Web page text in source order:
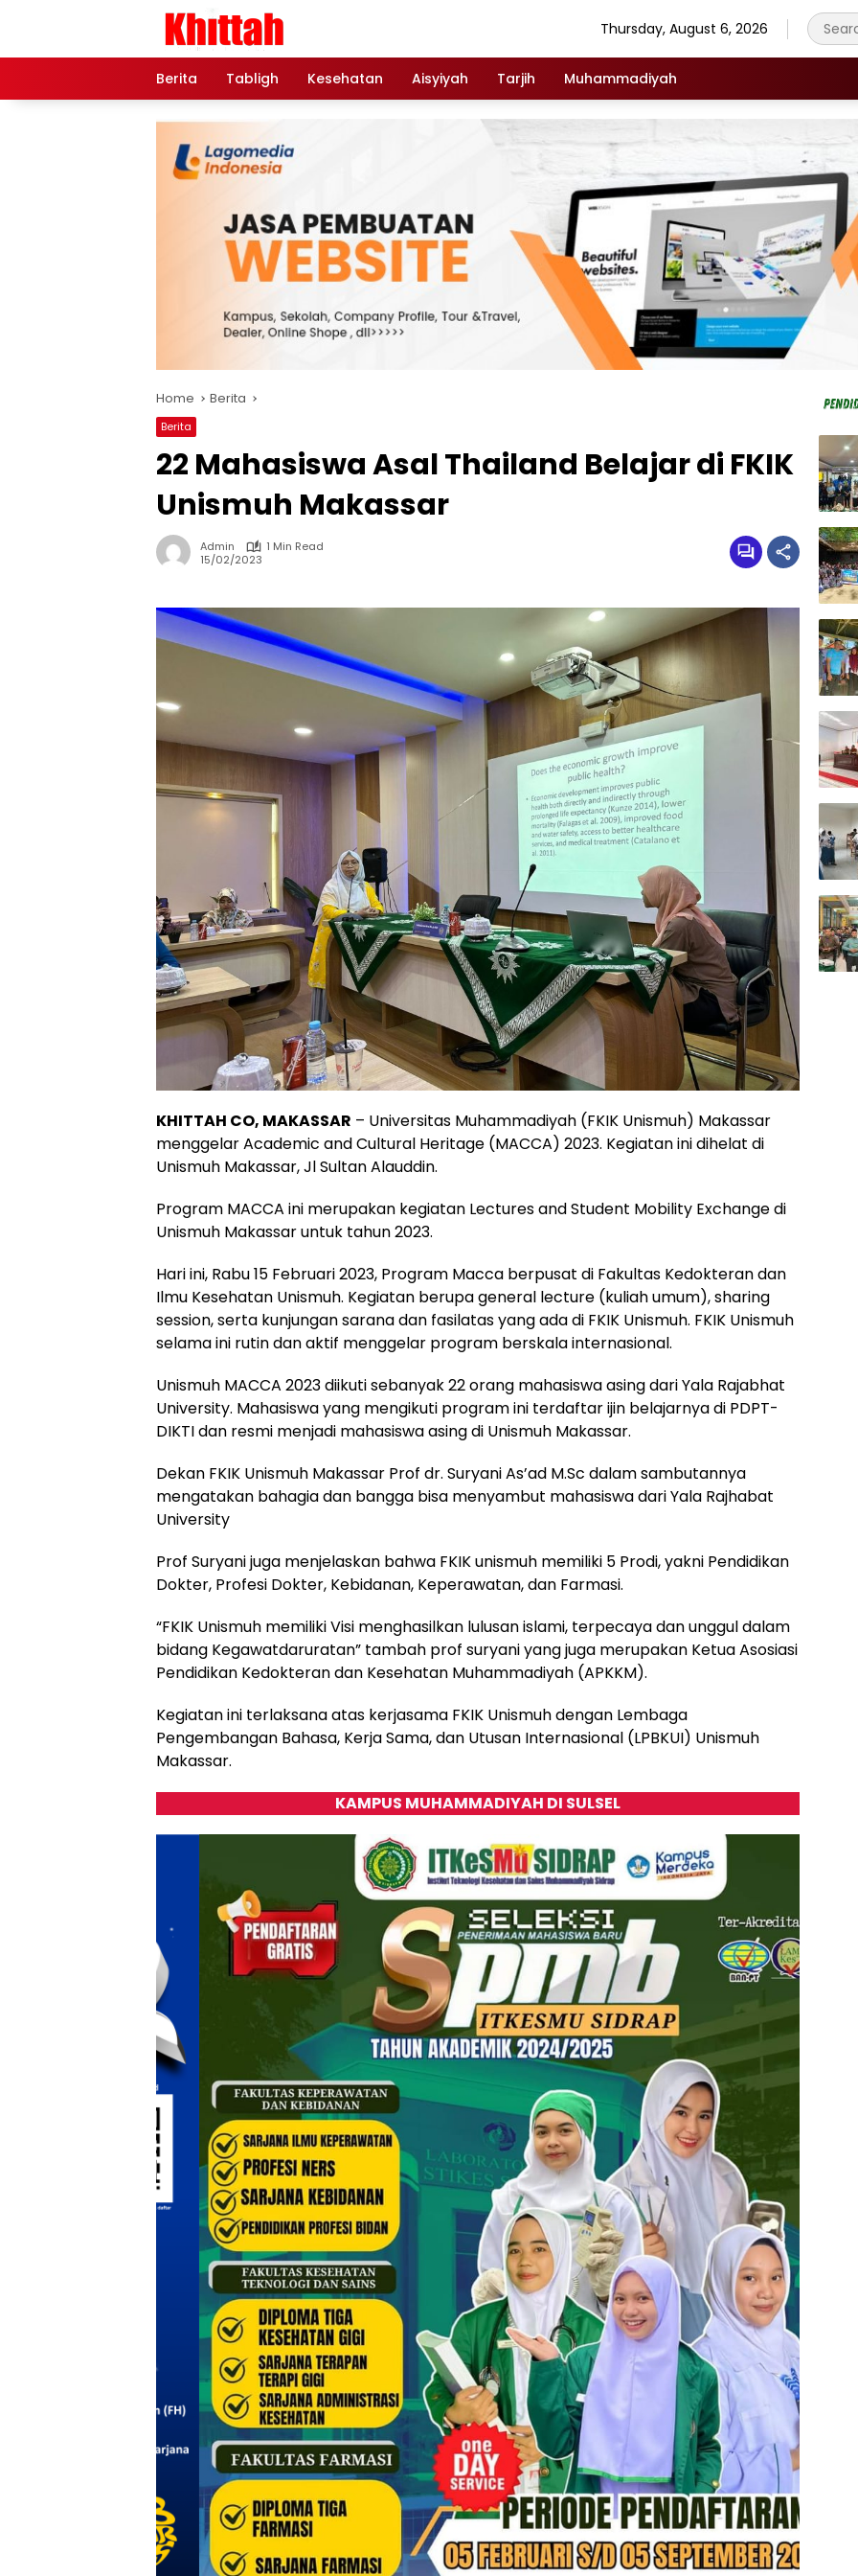
Thursday, August 6, 2026
Berita Tabligh Kesehatan Aisyiyah Tarjih Muhammadiyah
Home Berita
Berita
22 Mahasiswa Asal Thailand Belajar di FKIK
Unismuh Makassar
Admin
1 Min Read
15/02/2023
KHITTAH CO, MAKASSAR – Universitas Muhammadiyah (FKIK Unismuh) Makassar
menggelar Academic and Cultural Heritage (MACCA) 2023. Kegiatan ini dihelat di
Unismuh Makassar, Jl Sultan Alauddin.
Program MACCA ini merupakan kegiatan Lectures and Student Mobility Exchange di
Unismuh Makassar untuk tahun 2023.
Hari ini, Rabu 15 Februari 2023, Program Macca berpusat di Fakultas Kedokteran dan
Ilmu Kesehatan Unismuh. Kegiatan berupa general lecture (kuliah umum), sharing
session, serta kunjungan sarana dan fasilatas yang ada di FKIK Unismuh. FKIK Unismuh
selama ini rutin dan aktif menggelar program berskala internasional.
Unismuh MACCA 2023 diikuti sebanyak 22 orang mahasiswa asing dari Yala Rajabhat
University. Mahasiswa yang mengikuti program ini terdaftar ijin belajarnya di PDPT-
DIKTI dan resmi menjadi mahasiswa asing di Unismuh Makassar.
Dekan FKIK Unismuh Makassar Prof dr. Suryani As’ad M.Sc dalam sambutannya
mengatakan bahagia dan bangga bisa menyambut mahasiswa dari Yala Rajhabat
University
Prof Suryani juga menjelaskan bahwa FKIK unismuh memiliki 5 Prodi, yakni Pendidikan
Dokter, Profesi Dokter, Kebidanan, Keperawatan, dan Farmasi.
“FKIK Unismuh memiliki Visi menghasilkan lulusan islami, terpecaya dan unggul dalam
bidang Kegawatdaruratan” tambah prof suryani yang juga merupakan Ketua Asosiasi
Pendidikan Kedokteran dan Kesehatan Muhammadiyah (APKKM).
Kegiatan ini terlaksana atas kerjasama FKIK Unismuh dengan Lembaga
Pengembangan Bahasa, Kerja Sama, dan Utusan Internasional (LPBKUI) Unismuh
Makassar.
KAMPUS MUHAMMADIYAH DI SULSEL